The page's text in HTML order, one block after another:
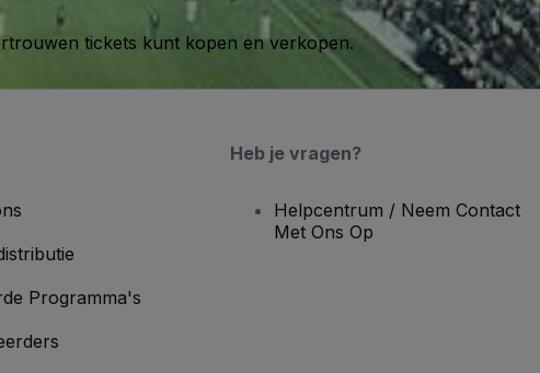
tickets kunt kopen en verkopen.
Programma's
Heb je vragen?
Helpcentrum / Neem Contact
Met Ons Op